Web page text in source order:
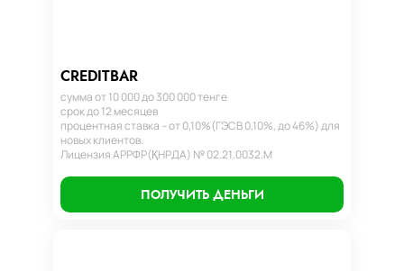
CREDITBAR
сумма от 10 000 до 300 000 тенге
срок до 12 месяцев
процентная ставка – от 0,10%(ГЭСВ 0,10%, до 46%) для
новых клиентов.
Лицензия АРРФР(ҚНРДА) № 02.21.0032.М
ПОЛУЧИТЬ ДЕНЬГИ